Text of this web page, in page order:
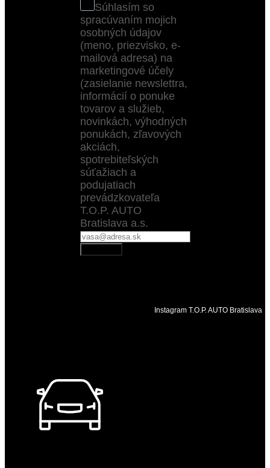
Súhlasím so
spracúvaním mojich
osobných údajov
(meno, priezvisko, e-
mailová adresa) na
marketingové účely
(zasielanie newslettra,
informácií o ponuke
tovarov a služieb,
novinkách, výhodných
ponukách, zľavových
akciách,
spotrebiteľských
súťažiach a
podujatiach
prevádzkovateľa
T.O.P. AUTO
Bratislava a.s.
Instagram T.O.P. AUTO Bratislava